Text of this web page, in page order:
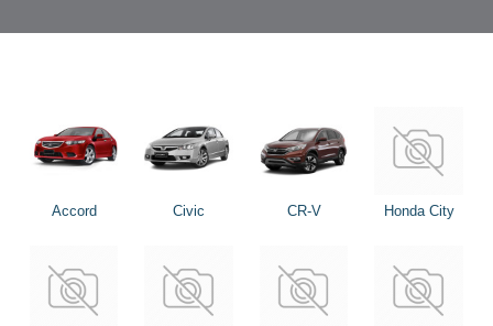
Accord Civic CR-V Honda City